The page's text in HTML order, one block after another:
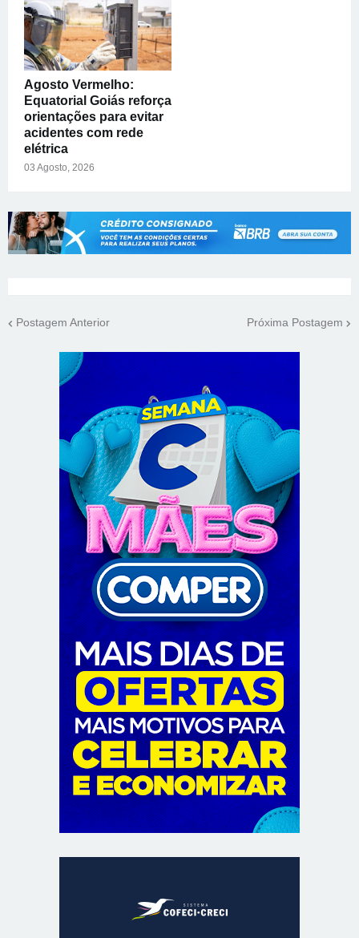
Agosto Vermelho:
Equatorial Goiás reforça
orientações para evitar
acidentes com rede
elétrica
03 Agosto, 2026
Postagem Anterior Próxima Postagem